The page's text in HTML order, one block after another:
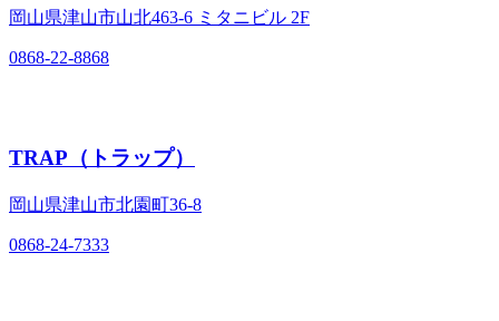
岡山県津山市山北463‐6 ミタニビル 2F
0868-22-8868
TRAP（トラップ）
岡山県津山市北園町36‐8
0868-24-7333